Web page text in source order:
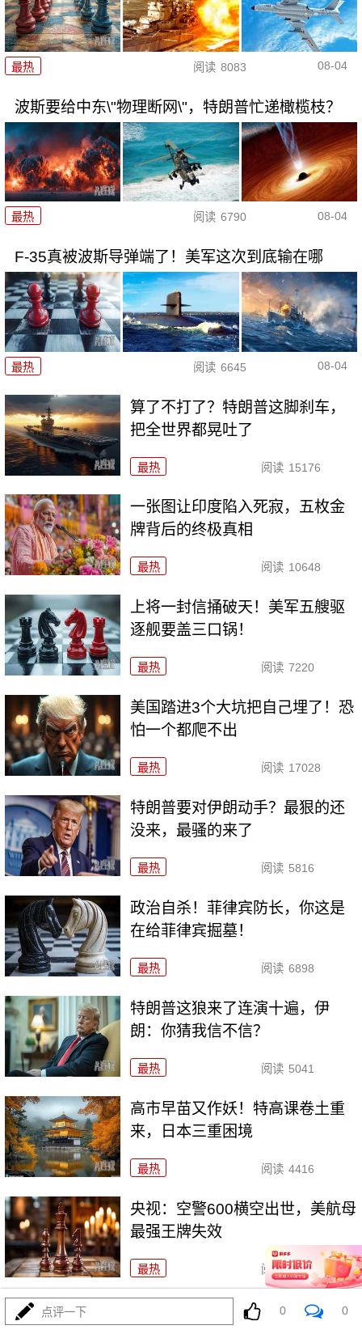
最热 阅读 8083 08-04
波斯要给中东\"物理断网\"，特朗普忙递橄榄枝？
最热 阅读 6790 08-04
F-35真被波斯导弹端了！美军这次到底输在哪
最热 阅读 6645 08-04
算了不打了？特朗普这脚刹车，
把全世界都晃吐了
最热 阅读 15176
一张图让印度陷入死寂，五枚金
牌背后的终极真相
最热 阅读 10648
上将一封信捅破天！美军五艘驱
逐舰要盖三口锅！
最热 阅读 7220
美国踏进3个大坑把自己埋了！恐
怕一个都爬不出
最热 阅读 17028
特朗普要对伊朗动手？最狠的还
没来，最骚的来了
最热 阅读 5816
政治自杀！菲律宾防长，你这是
在给菲律宾掘墓！
最热 阅读 6898
特朗普这狼来了连演十遍，伊
朗：你猜我信不信？
最热 阅读 5041
高市早苗又作妖！特高课卷土重
来，日本三重困境
最热 阅读 4416
央视：空警600横空出世，美航母
最强王牌失效
最热 阅读 23233
美利坚资源收割局：特朗普为何
点评一下 0 0